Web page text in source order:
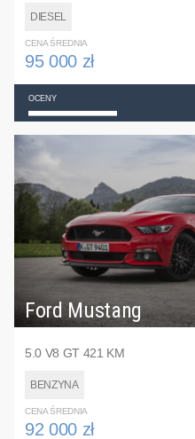
DIESEL
CENA ŚREDNIA
95 000 zł
OCENY
Ford Mustang
5.0 V8 GT 421 KM
BENZYNA
CENA ŚREDNIA
92 000 zł